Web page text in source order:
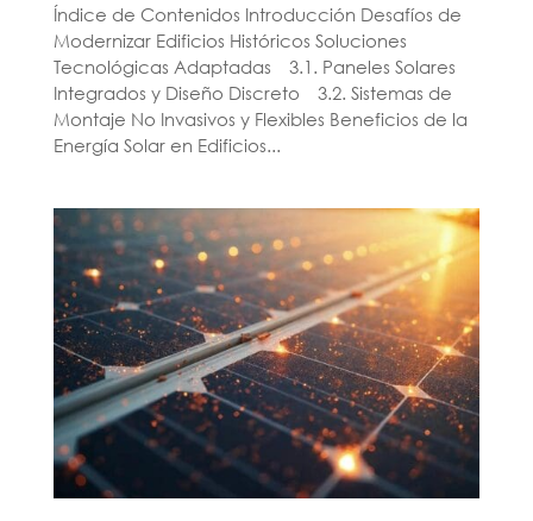
Índice de Contenidos Introducción Desafíos de
Modernizar Edificios Históricos Soluciones
Tecnológicas Adaptadas 3.1. Paneles Solares
Integrados y Diseño Discreto 3.2. Sistemas de
Montaje No Invasivos y Flexibles Beneficios de la
Energía Solar en Edificios...